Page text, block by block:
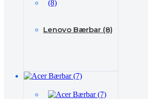
Lenovo Bærbar (8)